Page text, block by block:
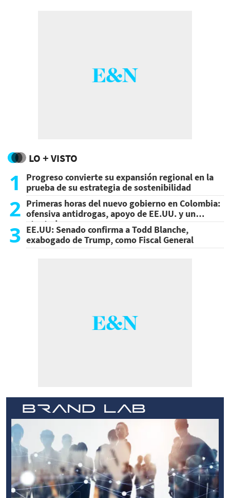
LO + VISTO
1
Progreso convierte su expansión regional en la
prueba de su estrategia de sostenibilidad
2 Primeras horas del nuevo gobierno en Colombia:
ofensiva antidrogas, apoyo de EE.UU. y un
atentado
3 EE.UU: Senado confirma a Todd Blanche,
exabogado de Trump, como Fiscal General